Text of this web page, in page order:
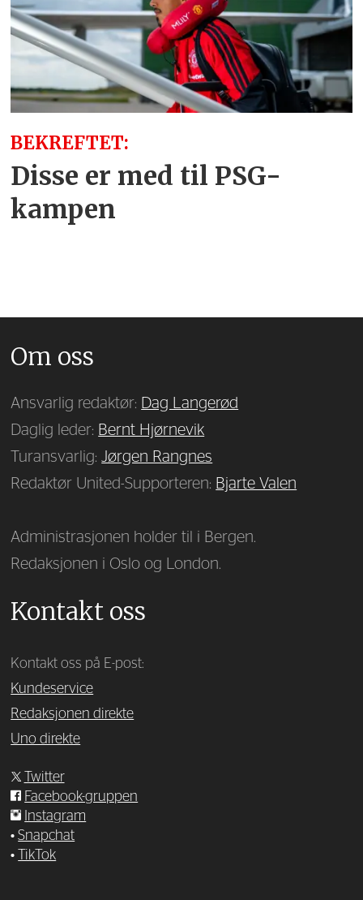
BEKREFTET:
Disse er med til PSG-
kampen
Om oss
Ansvarlig redaktør: Dag Langerød
Daglig leder: Bernt Hjørnevik
Turansvarlig:Jørgen Rangnes
Redaktør United-Supporteren: Bjarte Valen
Administrasjonen holder til i Bergen.
Redaksjonen i Oslo og London.
Kontakt oss
Kontakt oss på E-post:
Kundeservice
Redaksjonen direkte
Uno direkte
Twitter
Facebook-gruppen
Instagram
•Snapchat
•
TikTok